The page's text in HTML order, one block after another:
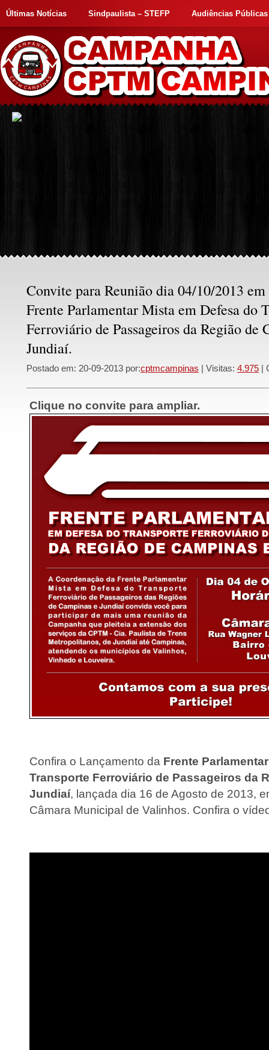
Últimas Notícias Sindpaulista – STEFP Audiências Públicas
Convite para Reunião dia 04/10/2013
Frente Parlamentar Mista em Defesa do
Ferroviário de Passageiros da Região de
Jundiaí.
Postado em: 20-09-2013 por:cptmcampinas | Visitas: 4.975 |
Clique no convite para ampliar.
Confira o Lançamento da Frente
Transporte Ferroviário de Passageiros da
Jundiaí, lançada dia 16 de Agosto de 2013,
Câmara Municipal de Valinhos. Confira o